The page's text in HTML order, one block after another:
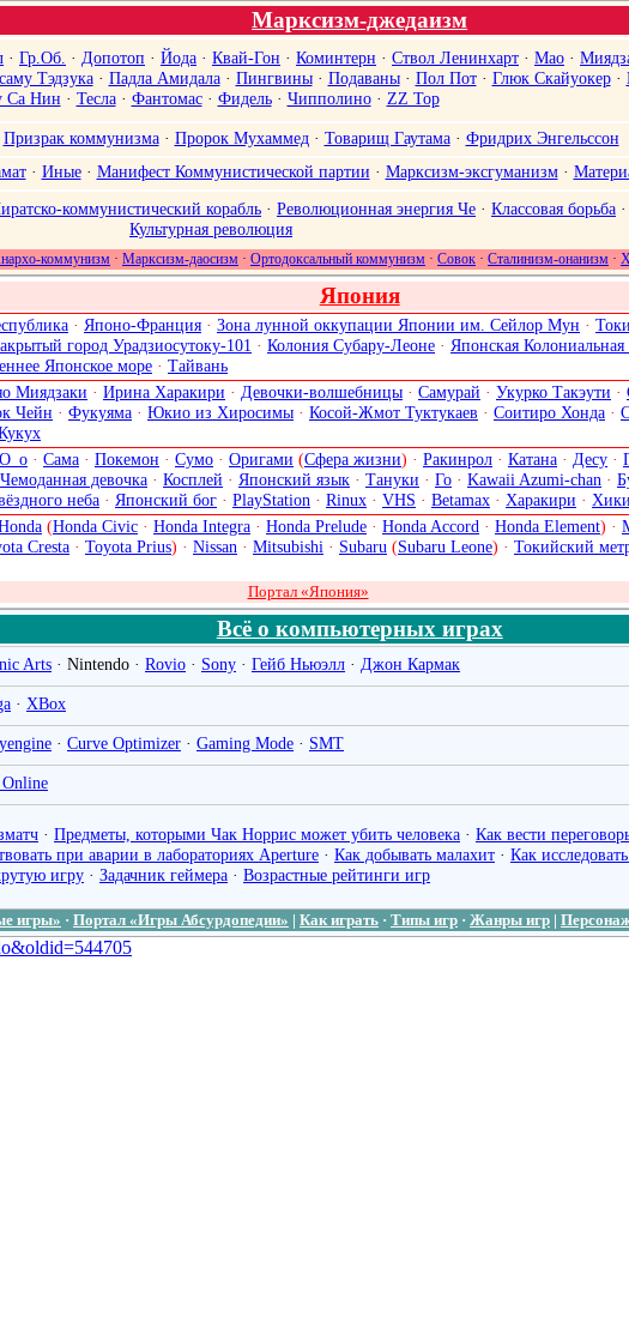
Марксизм-джедаизм
· Гр.Об. · Допотоп · Йода · Квай-Гон · Коминтерн · Ствол Ленинхарт · Мао ·
Тэдзука· Падла Амидала· Пингвины· Подаваны· Пол Пот· Глюк Скайуокер·
Са Нин · Тесла· Фантомас· Фидель· Чипполино· ZZ Top
Призрак коммунизма· Пророк Мухаммед· Товарищ Гаутама· Фридрих Энгельссон
· Иные· Манифест Коммунистической партии · Марксизм-эксгуманизм·
коммунистический корабль · Революционная энергия Че · Классовая борьба ·
Культурная революция
коммунизм · Марксизм-даосизм · Ортодоксальный коммунизм · Совок · Сталинизм-онанизм ·
Япония
· Японо-Франция · Зона лунной оккупации Японии им. Сейлор Мун ·
город Урадзиосутоку-101 · Колония Субару-Леоне · Японская
Японское море · Тайвань
Миядзаки · Ирина Харакири · Девочки-волшебницы · Самурай · Укурко Такэути ·
Чейн · Фукуяма · Юкио из Хиросимы · Косой-Жмот Туктукаев · Соитиро Хонда ·
О_о · Сама · Покемон · Сумо · Оригами (Сфера жизни) · Ракинрол · Катана · Десу ·
Чемоданная девочка · Косплей · Японский язык · Тануки · Го · Kawaii Azumi-chan ·
неба · Японский бог · PlayStation · Rinux · VHS · Betamax · Харакири ·
(Honda Civic · Honda Integra · Honda Prelude · Honda Accord · Honda Element) ·
Cresta · Toyota Prius) · Nissan · Mitsubishi · Subaru (Subaru Leone) · Токийский
Портал «Япония»
Всё о компьютерных играх
Arts · Nintendo · Rovio · Sony · Гейб Ньюэлл · Джон Кармак
· XBox
· Curve Optimizer · Gaming Mode · SMT
· Предметы, которыми Чак Норрис может убить человека · Как вести
при аварии в лабораториях Aperture · Как добывать малахит · Как
игру · Задачник геймера · Возрастные рейтинги игр
игры» · Портал «Игры Абсурдопедии» | Как играть · Типы игр · Жанры игр |